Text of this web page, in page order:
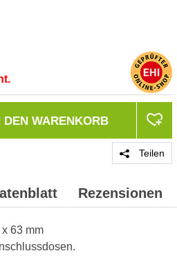
DEN WARENKORB
Teilen
Rezensionen
63 mm